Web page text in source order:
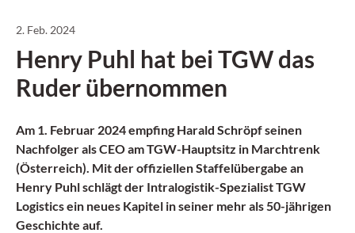
2. Feb. 2024
Henry Puhl hat bei TGW das
Ruder übernommen
Am 1. Februar 2024 empfing Harald Schröpf seinen
Nachfolger als CEO am TGW-Hauptsitz in Marchtrenk
(Österreich). Mit der offiziellen Staffelübergabe an
Henry Puhl schlägt der Intralogistik-Spezialist TGW
Logistics ein neues Kapitel in seiner mehr als 50-jährigen
Geschichte auf.